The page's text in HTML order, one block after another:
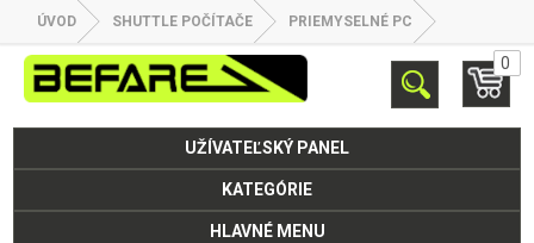
ÚVOD SHUTTLE POČÍTAČE PRIEMYSELNÉ PC
0
UŽÍVATEĽSKÝ PANEL
KATEGÓRIE
HLAVNÉ MENU